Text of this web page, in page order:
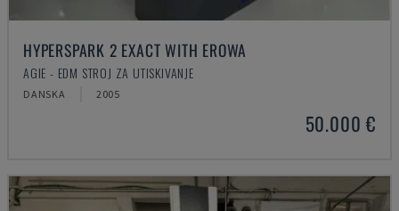
HYPERSPARK 2 EXACT WITH EROWA
AGIE - EDM STROJ ZA UTISKIVANJE
DANSKA 2005
50.000 €